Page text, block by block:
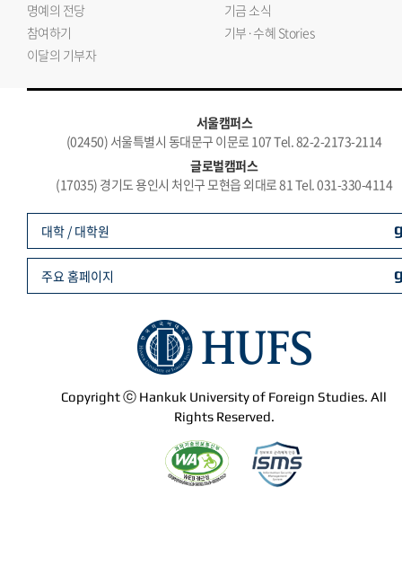
명예의 전당
기금 소식
참여하기
기부·수혜 Stories
이달의 기부자
서울캠퍼스
(02450) 서울특별시 동대문구 이문로 107 Tel. 82-2-2173-2114
글로벌캠퍼스
(17035) 경기도 용인시 처인구 모현읍 외대로 81 Tel. 031-330-4114
Copyright ⓒ Hankuk University of Foreign Studies. All
Rights Reserved.
대학 / 대학원
주요 홈페이지